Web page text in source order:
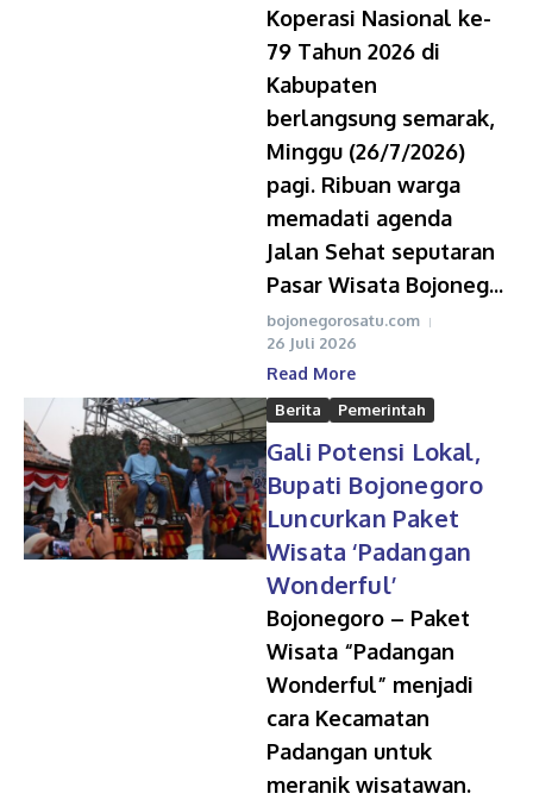
Koperasi Nasional ke-
79 Tahun 2026 di
Kabupaten
berlangsung semarak,
Minggu (26/7/2026)
pagi. Ribuan warga
memadati agenda
Jalan Sehat seputaran
Pasar Wisata Bojoneg...
bojonegorosatu.com
26 Juli 2026
Read More
Berita Pemerintah
Gali Potensi Lokal,
Bupati Bojonegoro
Luncurkan Paket
Wisata ‘Padangan
Wonderful’
Bojonegoro – Paket
Wisata “Padangan
Wonderful” menjadi
cara Kecamatan
Padangan untuk
meranik wisatawan.